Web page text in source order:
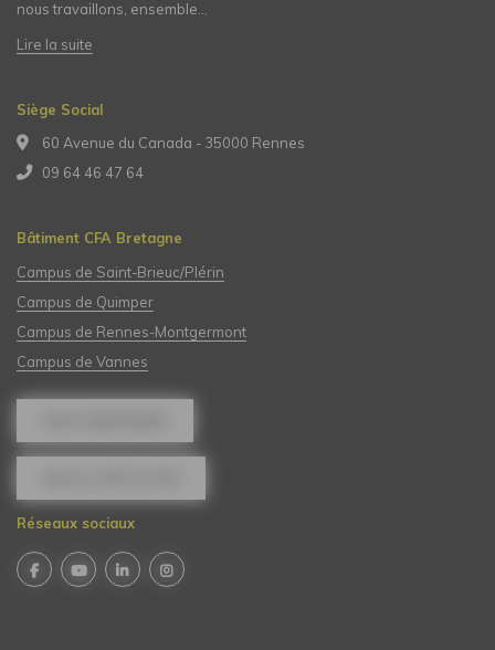
nous travaillons, ensemble…
Lire la suite
Siège Social
60 Avenue du Canada - 35000 Rennes
09 64 46 47 64
Bâtiment CFA Bretagne
Campus de Saint-Brieuc/Plérin
Campus de Quimper
Campus de Rennes-Montgermont
Campus de Vannes
Réseaux sociaux